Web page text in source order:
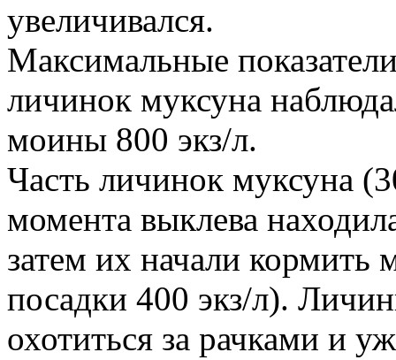
увеличивался.
Максимальные
личинок муксуна
моины 800 экз/л.
Часть личинок муксуна
момента выклева
затем их начали
посадки 400 экз/л).
охотиться за рачками и